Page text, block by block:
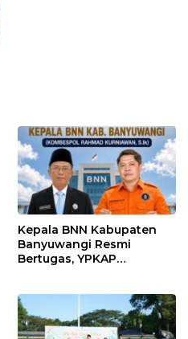
Kepala BNN Kabupaten
Banyuwangi Resmi
Bertugas, YPKAP
Dukungan